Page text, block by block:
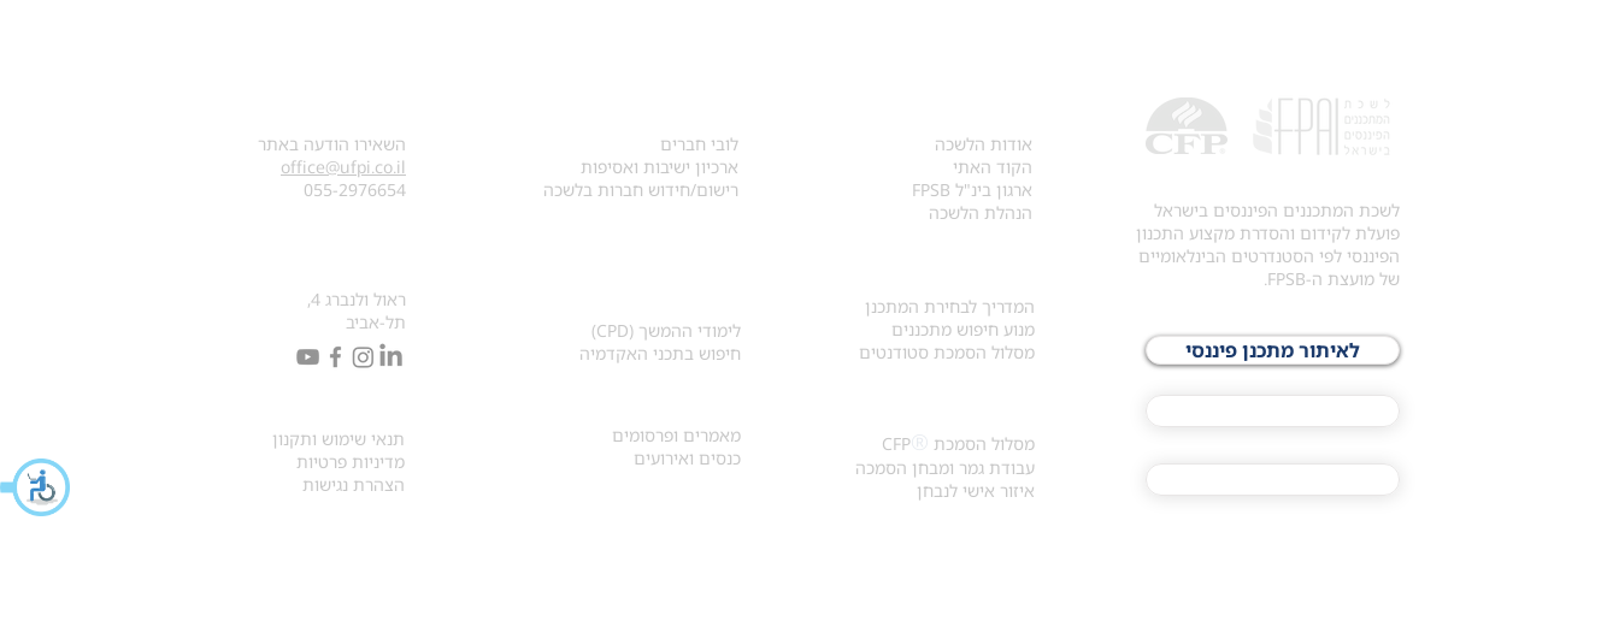
לשכת המתכננים הפיננסים בישראל
פועלת לקידום והסדרת מקצוע התכנון
הפיננסי לפי הסטנדרטים הבינלאומיים
של מועצת ה-FPSB.
לאיתור מתכנן פיננסי
​אודות הלשכה
הקוד האתי
ארגון בינ"ל FPSB
הנהלת הלשכה
המדריך לבחירת המתכנן
מנוע חיפוש מתכננים
מסלול הסמכת סטודנטים
לובי חברים
ארכיון ישיבות ואסיפות
רישום/חידוש חברות בלשכה
השאירו הודעה באתר
office@ufpi.co.il
​055-2976654
לימודי ההמשך (CPD)
חיפוש בתכני האקדמיה
ראול ולנברג 4,
תל-אביב
מסלול הסמכת ®
CFP
עבודת גמר ומבחן הסמכה
איזור אישי לנבחן
מאמרים ופרסומים
כנסים ואירועים
תנאי שימוש ותקנון
מדיניות פרטיות
הצהרת נגישות